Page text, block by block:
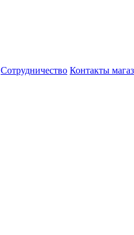
Сотрудничество Контакты